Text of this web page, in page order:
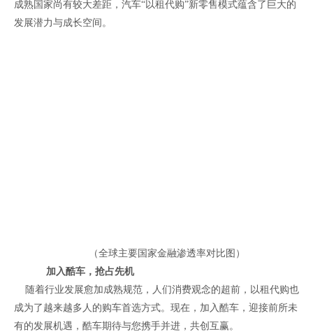
成熟国家尚有较大差距，汽车“以租代购”新零售模式蕴含了巨大的
发展潜力与成长空间。
（全球主要国家金融渗透率对比图）
加入酷车，抢占先机
随着行业发展愈加成熟规范，人们消费观念的超前，以租代购也
成为了越来越多人的购车首选方式。现在，加入酷车，迎接前所未
有的发展机遇，酷车期待与您携手并进，共创互赢。